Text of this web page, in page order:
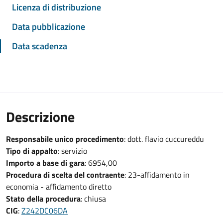
Licenza di distribuzione
Data pubblicazione
Data scadenza
Descrizione
Responsabile unico procedimento: dott. flavio cuccureddu
Tipo di appalto: servizio
Importo a base di gara: 6954,00
Procedura di scelta del contraente: 23-affidamento in
economia - affidamento diretto
Stato della procedura: chiusa
CIG:Z242DC06DA